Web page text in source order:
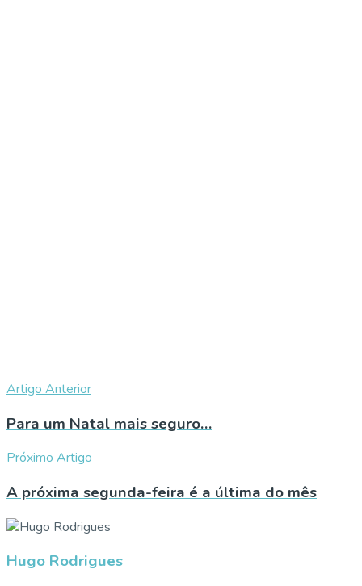
Artigo Anterior
Para um Natal mais seguro…
Próximo Artigo
A próxima segunda-feira é a última do mês
Hugo Rodrigues